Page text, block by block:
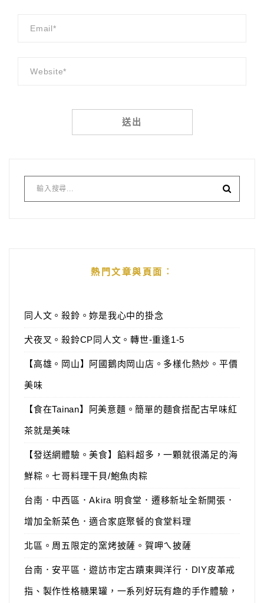
熱門文章與頁面︰
同人文。殺鈴。妳是我心中的掛念
犬夜叉。殺鈴CP同人文。轉世-重逢1-5
【高雄。岡山】阿國鵝肉岡山店。多樣化熱炒。平價
美味
【食在Tainan】阿美意麵。簡單的麵食搭配古早味紅
茶就是美味
【發送網體驗。美食】餡料超多，一顆就很滿足的海
鮮粽。七哥料理干貝/鮑魚肉粽
台南．中西區．Akira 明食堂．遷移新址全新開張．
增加全新菜色．適合家庭聚餐的食堂料理
北區。周五限定的窯烤披薩。賀呷ㄟ披薩
台南．安平區．遊訪市定古蹟東興洋行．DIY皮革戒
指、製作性格糖果罐，一系列好玩有趣的手作體驗，